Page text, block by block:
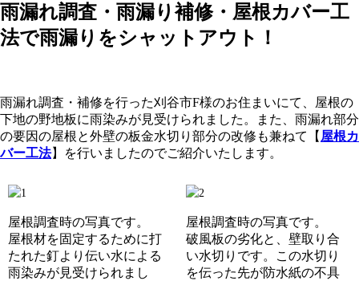
雨漏れ調査・雨漏り補修・屋根カバー工
法で雨漏りをシャットアウト！
雨漏れ調査・補修を行った刈谷市F様のお住まいにて、屋根の
下地の野地板に雨染みが見受けられました。
また、雨漏れ部分
の要因の屋根と外壁の板金水切り部分の改修も兼ねて【 屋根カ
バー工法】を行いましたのでご紹介いたします。
屋根調査時の写真です。
屋根材を固定するために打
たれた釘より伝い水による
雨染みが見受けられまし
屋根調査時の写真です。
破風板の劣化と、壁取り合
い水切りです。この水切り
を伝った先が防水紙の不具